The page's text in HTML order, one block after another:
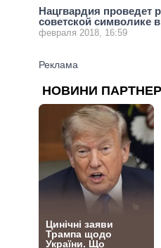
Нацгвардия проведет
советской символике
февраля 2018, 16:59